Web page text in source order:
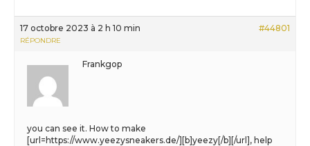
17 octobre 2023 à 2 h 10 min #44801
RÉPONDRE
Frankgop
you can see it. How to make
[url=https://www.yeezysneakers.de/][b]yeezy[/b][/url], help